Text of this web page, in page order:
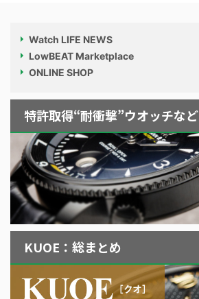
Watch LIFE NEWS
LowBEAT Marketplace
ONLINE SHOP
特許取得“耐衝撃”ウオッチなど
KUOE：総まとめ